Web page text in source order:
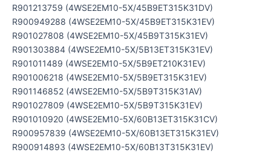
R901213759 (4WSE2EM10-5X/45B9ET315K31DV)
R900949288 (4WSE2EM10-5X/45B9ET315K31EV)
R901027808 (4WSE2EM10-5X/45B9T315K31EV)
R901303884 (4WSE2EM10-5X/5B13ET315K31EV)
R901011489 (4WSE2EM10-5X/5B9ET210K31EV)
R901006218 (4WSE2EM10-5X/5B9ET315K31EV)
R901146852 (4WSE2EM10-5X/5B9T315K31AV)
R901027809 (4WSE2EM10-5X/5B9T315K31EV)
R901010920 (4WSE2EM10-5X/60B13ET315K31CV)
R900957839 (4WSE2EM10-5X/60B13ET315K31EV)
R900914893 (4WSE2EM10-5X/60B13T315K31EV)